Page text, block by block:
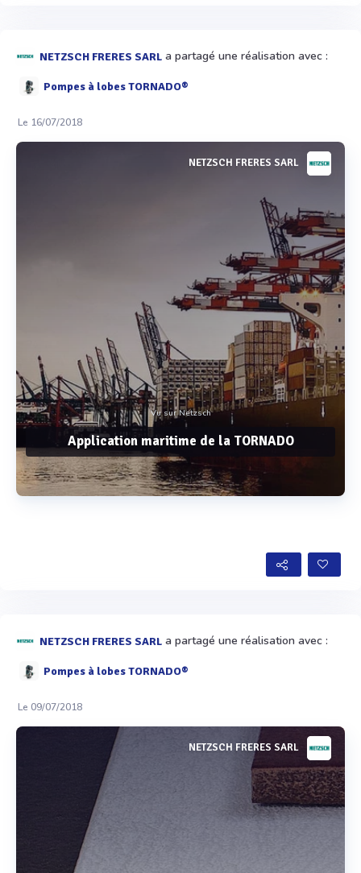
NETZSCH FRERES SARL a partagé une réalisation avec :
Pompes à lobes TORNADO®
Le 16/07/2018
NETZSCH FRERES SARL
Vu sur Netzsch
Application maritime de la TORNADO
NETZSCH FRERES SARL a partagé une réalisation avec :
Pompes à lobes TORNADO®
Le 09/07/2018
NETZSCH FRERES SARL